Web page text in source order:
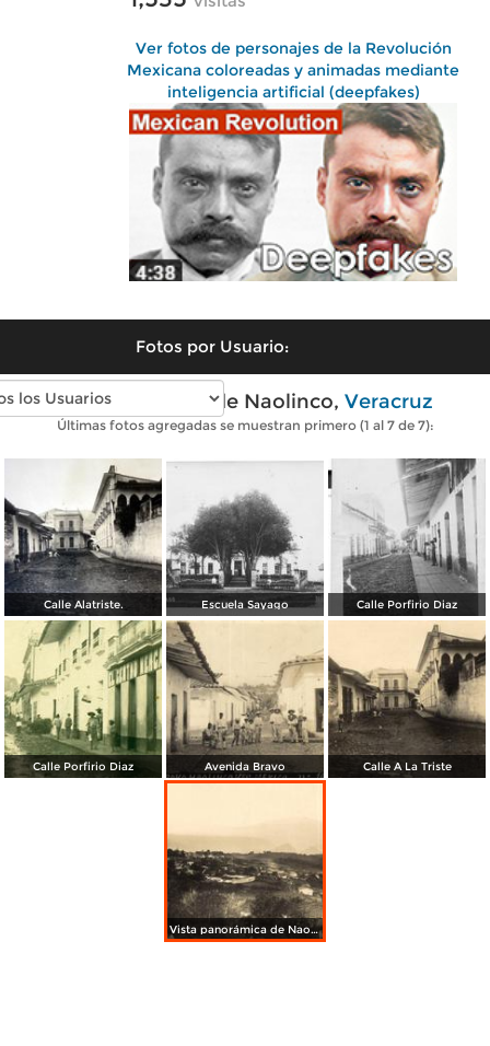
Ver fotos de personajes de la Revolución
Mexicana coloreadas y animadas mediante
inteligencia artificial (deepfakes)
Fotos por Usuario:
Fotos antiguas de Naolinco, Veracruz
Últimas fotos agregadas se muestran primero (1 al 7 de 7):
Calle Alatriste. Escuela Sayago Calle Porfirio Diaz
Calle Porfirio Diaz Avenida Bravo Calle A La Triste
Vista panorámica de Naolinco